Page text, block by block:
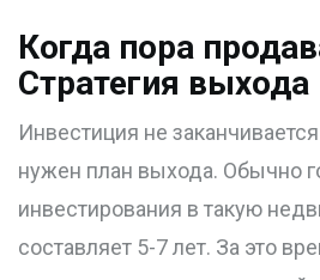
Когда пора
Стратегия выхода
Инвестиция не
нужен план выхода. Обычно
инвестирования в такую
составляет 5-7 лет. За это